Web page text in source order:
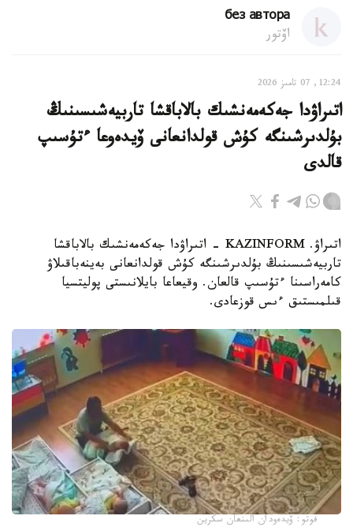
без автора
اۆتور
12:24, 07 تامىز 2026
اتىراۋدا جەكەمەنشىك بالاباقشا تاربيەشىسىنىڭ
بۇلدىرشىنگە كۇش قولدانعانى ۆيدەوعا ءتۇسىپ
قالدى
اتىراۋ. KAZINFORM - اتىراۋدا جەكەمەنشىك بالاباقشا
تاربيەشىسىنىڭ بۇلدىرشىنگە كۇش قولدانعانى بەينەباقىلاۋ
كامەراسىنا ءتۇسىپ قالعان. وقيعاعا بايلانىستى پوليتسيا
قىلمىستىق ءىس قوزعادى.
فوتو: ۆيدەودان الىنعان سكرين